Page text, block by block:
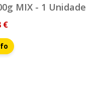
MIX - 1 Unidade
€